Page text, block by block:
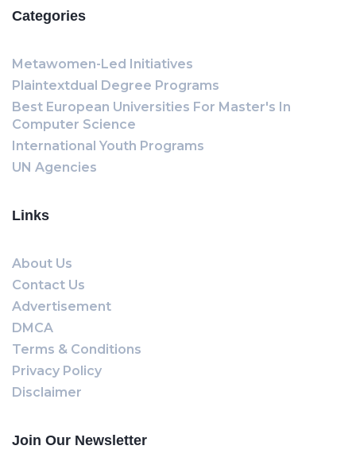
Categories
Metawomen-Led Initiatives
Plaintextdual Degree Programs
Best European Universities For Master's In
Computer Science
International Youth Programs
UN Agencies
Links
About Us
Contact Us
Advertisement
DMCA
Terms & Conditions
Privacy Policy
Disclaimer
Join Our Newsletter